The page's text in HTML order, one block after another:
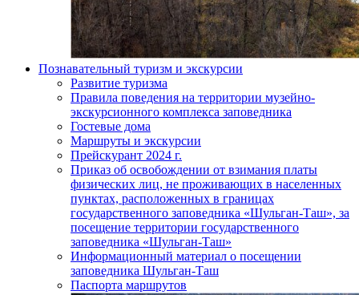
Познавательный туризм и экскурсии
Развитие туризма
Правила поведения на территории музейно-
экскурсионного комплекса заповедника
Гостевые дома
Маршруты и экскурсии
Прейскурант 2024 г.
Приказ об освобождении от взимания платы
физических лиц, не проживающих в населенных
пунктах, расположенных в границах
государственного заповедника «Шульган-Таш», за
посещение территории государственного
заповедника «Шульган-Таш»
Информационный материал о посещении
заповедника Шульган-Таш
Паспорта маршрутов